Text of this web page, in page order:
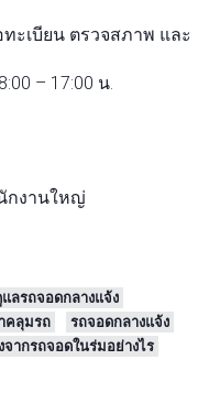
ทะเบียน ตรวจสภาพ และ
– 17:00 น.
กงานใหญ่
แลรถจอดกลางแจ้ง
คลุมรถ
รถจอดกลางแจ้ง
ากรถจอดในร่มอย่างไร